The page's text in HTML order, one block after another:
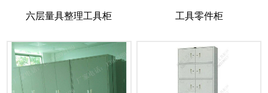
六层量具整理工具柜 工具零件柜